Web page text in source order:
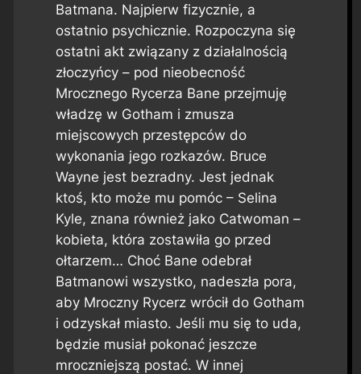
Batmana. Najpierw fizycznie, a
ostatnio psychicznie. Rozpoczyna się
ostatni akt związany z działalnością
złoczyńcy – pod nieobecność
Mrocznego Rycerza Bane przejmuję
władzę w Gotham i zmusza
miejscowych przestępców do
wykonania jego rozkazów. Bruce
Wayne jest bezradny. Jest jednak
ktoś, kto może mu pomóc – Selina
Kyle, znana również jako Catwoman –
kobieta, która zostawiła go przed
ołtarzem… Choć Bane odebrał
Batmanowi wszystko, nadeszła pora,
aby Mroczny Rycerz wrócił do Gotham
i odzyskał miasto. Jeśli mu się to uda,
będzie musiał pokonać jeszcze
mroczniejszą postać. W innej